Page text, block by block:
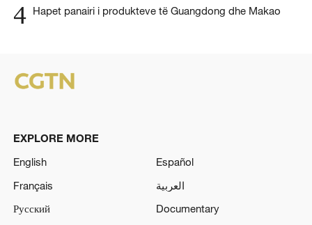
4 Hapet panairi i produkteve të Guangdong dhe Makao
EXPLORE MORE
English
Español
Français
العربية
Русский
Documentary